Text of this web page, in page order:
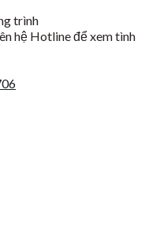
trình
hệ Hotline để xem tình